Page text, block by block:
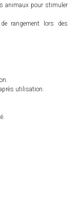
animaux pour stimuler
rangement lors des
utilisation.